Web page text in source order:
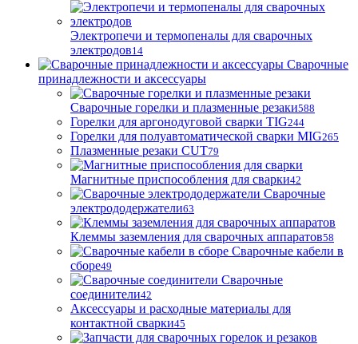
Электропечи и термопеналы для сварочных
электродов14
Сварочные
принадлежности и аксессуары
Сварочные горелки и плазменные резаки588
Горелки для аргонодуговой сварки TIG244
Горелки для полуавтоматической сварки MIG265
Плазменные резаки CUT79
Магнитные приспособления для сварки42
Сварочные
электрододержатели63
Клеммы заземления для сварочных аппаратов58
Сварочные кабели в
сборе49
Сварочные
соединители42
Аксессуары и расходные материалы для
контактной сварки45